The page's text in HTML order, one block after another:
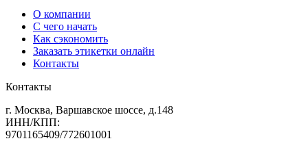
О компании
С чего начать
Как сэкономить
Заказать этикетки онлайн
Контакты
Контакты
г. Москва, Варшавское шоссе, д.148
ИНН/КПП:
9701165409/772601001